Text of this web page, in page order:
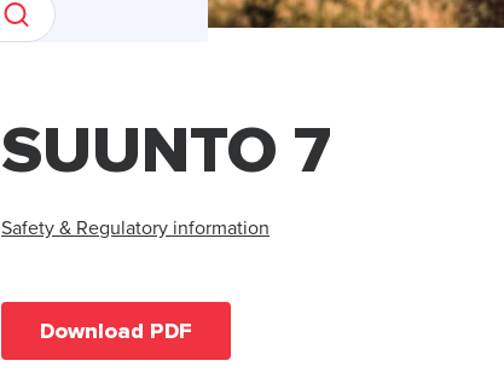
SUUNTO 7
Safety & Regulatory information
Download PDF